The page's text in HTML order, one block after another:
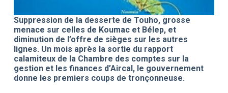
Suppression de la desserte de Touho, grosse
menace sur celles de Koumac et Bélep, et
diminution de l’offre de sièges sur les autres
lignes. Un mois après la sortie du rapport
calamiteux de la Chambre des comptes sur la
gestion et les finances d’Aircal, le gouvernement
donne les premiers coups de tronçonneuse.